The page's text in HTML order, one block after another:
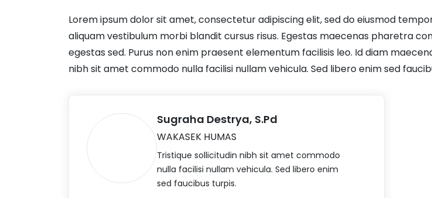
Lorem ipsum dolor sit amet, consectetur adipiscing elit, sed do eiusmod
aliquam vestibulum morbi blandit cursus risus. Egestas maecenas pharetra
egestas sed. Purus non enim praesent elementum facilisis leo. Id diam
nibh sit amet commodo nulla facilisi nullam vehicula. Sed libero enim sed
Sugraha Destrya, S.Pd
WAKASEK HUMAS
Tristique sollicitudin nibh sit amet commodo
nulla facilisi nullam vehicula. Sed libero enim
sed faucibus turpis.